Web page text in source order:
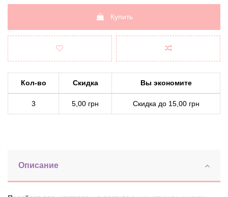
Купить
Кол-во Скидка Вы экономите
3 5,00 грн Скидка до 15,00 грн
Описание